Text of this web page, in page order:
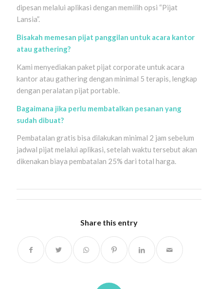
dipesan melalui aplikasi dengan memilih opsi “Pijat
Lansia”.
Bisakah memesan pijat panggilan untuk acara kantor
atau gathering?
Kami menyediakan paket pijat corporate untuk acara
kantor atau gathering dengan minimal 5 terapis, lengkap
dengan peralatan pijat portable.
Bagaimana jika perlu membatalkan pesanan yang
sudah dibuat?
Pembatalan gratis bisa dilakukan minimal 2 jam sebelum
jadwal pijat melalui aplikasi, setelah waktu tersebut akan
dikenakan biaya pembatalan 25% dari total harga.
Share this entry